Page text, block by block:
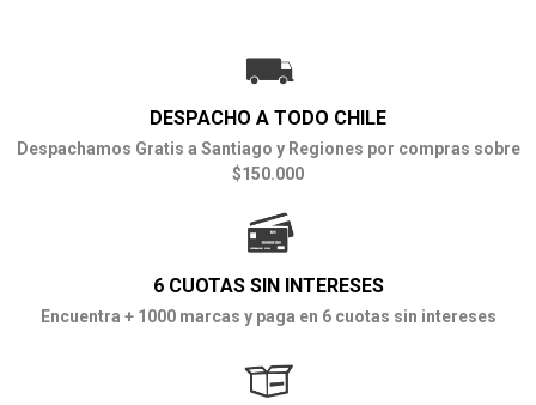
DESPACHO A TODO CHILE
Despachamos Gratis a Santiago y Regiones por compras sobre
$150.000
6 CUOTAS SIN INTERESES
Encuentra + 1000 marcas y paga en 6 cuotas sin intereses